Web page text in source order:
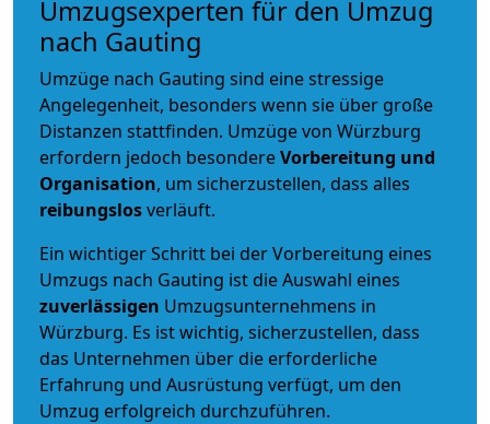
Umzugsexperten für den Umzug
nach Gauting
Umzüge nach Gauting sind eine stressige
Angelegenheit, besonders wenn sie über große
Distanzen stattfinden. Umzüge von Würzburg
erfordern jedoch besondereVorbereitung und
Organisation, um sicherzustellen, dass alles
reibungslosverläuft.
Ein wichtiger Schritt bei der Vorbereitung eines
Umzugs nach Gauting ist die Auswahl eines
zuverlässigen Umzugsunternehmens in
Würzburg. Es ist wichtig, sicherzustellen, dass
das Unternehmen über die erforderliche
Erfahrung und Ausrüstung verfügt, um den
Umzug erfolgreich durchzuführen.